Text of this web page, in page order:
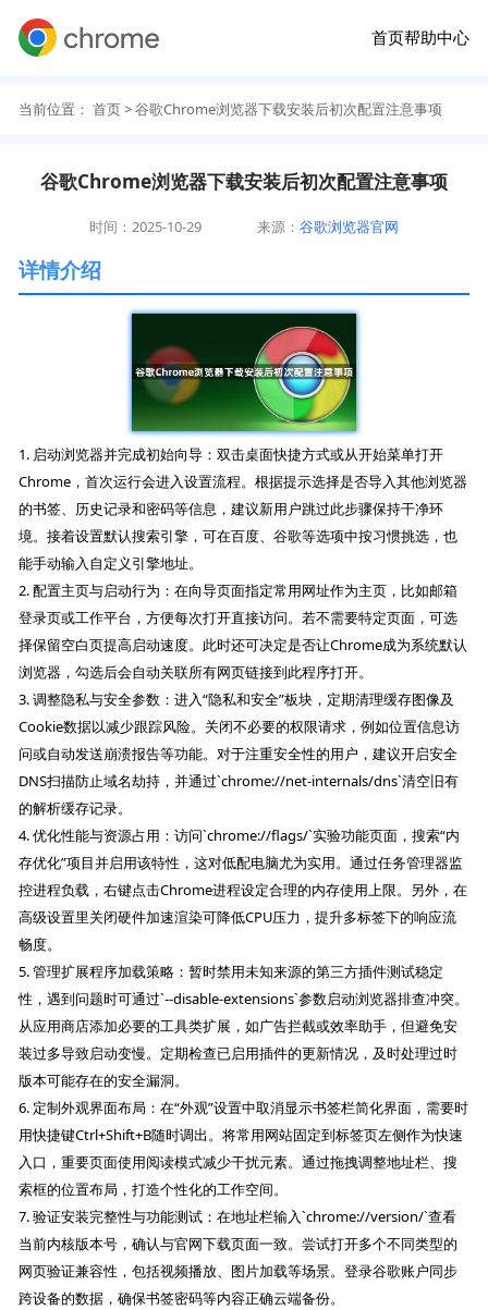
首页帮助中心
当前位置： 首页> 谷歌Chrome浏览器下载安装后初次配置注意事项
谷歌Chrome浏览器下载安装后初次配置注意事项
时间：2025-10-29 来源：谷歌浏览器官网
详情介绍
1. 启动浏览器并完成初始向导：双击桌面快捷方式或从开始菜单打开
Chrome，首次运行会进入设置流程。根据提示选择是否导入其他浏览器
的书签、历史记录和密码等信息，建议新用户跳过此步骤保持干净环
境。接着设置默认搜索引擎，可在百度、谷歌等选项中按习惯挑选，也
能手动输入自定义引擎地址。
2. 配置主页与启动行为：在向导页面指定常用网址作为主页，比如邮箱
登录页或工作平台，方便每次打开直接访问。若不需要特定页面，可选
择保留空白页提高启动速度。此时还可决定是否让Chrome成为系统默认
浏览器，勾选后会自动关联所有网页链接到此程序打开。
3. 调整隐私与安全参数：进入“隐私和安全”板块，定期清理缓存图像及
Cookie数据以减少跟踪风险。关闭不必要的权限请求，例如位置信息访
问或自动发送崩溃报告等功能。对于注重安全性的用户，建议开启安全
DNS扫描防止域名劫持，并通过`chrome://net-internals/dns`清空旧有
的解析缓存记录。
4. 优化性能与资源占用：访问`chrome://flags/`实验功能页面，搜索“内
存优化”项目并启用该特性，这对低配电脑尤为实用。通过任务管理器监
控进程负载，右键点击Chrome进程设定合理的内存使用上限。另外，在
高级设置里关闭硬件加速渲染可降低CPU压力，提升多标签下的响应流
畅度。
5. 管理扩展程序加载策略：暂时禁用未知来源的第三方插件测试稳定
性，遇到问题时可通过`--disable-extensions`参数启动浏览器排查冲突。
从应用商店添加必要的工具类扩展，如广告拦截或效率助手，但避免安
装过多导致启动变慢。定期检查已启用插件的更新情况，及时处理过时
版本可能存在的安全漏洞。
6. 定制外观界面布局：在“外观”设置中取消显示书签栏简化界面，需要时
用快捷键Ctrl+Shift+B随时调出。将常用网站固定到标签页左侧作为快速
入口，重要页面使用阅读模式减少干扰元素。通过拖拽调整地址栏、搜
索框的位置布局，打造个性化的工作空间。
7. 验证安装完整性与功能测试：在地址栏输入`chrome://version/`查看
当前内核版本号，确认与官网下载页面一致。尝试打开多个不同类型的
网页验证兼容性，包括视频播放、图片加载等场景。登录谷歌账户同步
跨设备的数据，确保书签密码等内容正确云端备份。